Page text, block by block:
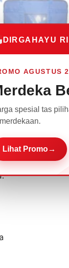
TR39
dengan
DIRGAHAYU RI
AGUSTUS
spesial tas
Lihat Promo→